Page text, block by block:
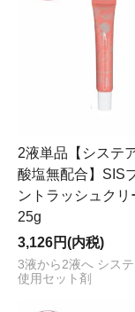
2液単品【システ
酸塩無配合】SIS
ントラッシュクリ
25g
3,126円(内税)
3液から2液へ シス
使用セット剤